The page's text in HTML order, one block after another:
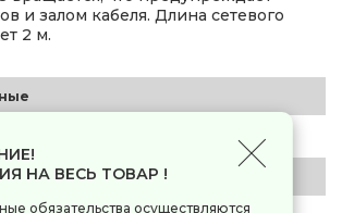
и залом кабеля. Длина сетевого
2 м.
НА ВЕСЬ ТОВАР !
обязательства осуществляются